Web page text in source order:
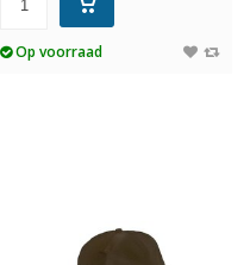
Op voorraad